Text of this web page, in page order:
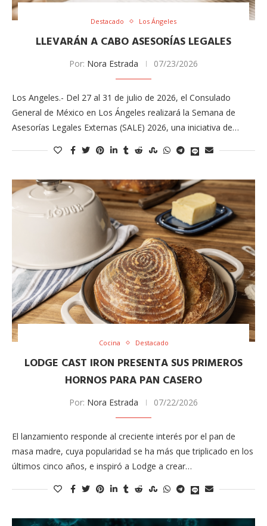
Destacado Los Ángeles
LLEVARÁN A CABO ASESORÍAS LEGALES
Por: Nora Estrada 07/23/2026
Los Angeles.- Del 27 al 31 de julio de 2026, el Consulado
General de México en Los Ángeles realizará la Semana de
Asesorías Legales Externas (SALE) 2026, una iniciativa de…
Cocina Destacado
LODGE CAST IRON PRESENTA SUS PRIMEROS
HORNOS PARA PAN CASERO
Por: Nora Estrada 07/22/2026
El lanzamiento responde al creciente interés por el pan de
masa madre, cuya popularidad se ha más que triplicado en los
últimos cinco años, e inspiró a Lodge a crear…